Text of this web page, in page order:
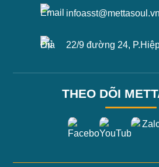
infoasst@mettasoul.vn
22/9 đường 24,
THEO DÕI